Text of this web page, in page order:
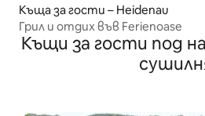
Къща за гости – Heidenau
Грил и отдих във Ferienoase
Къщи за гости под